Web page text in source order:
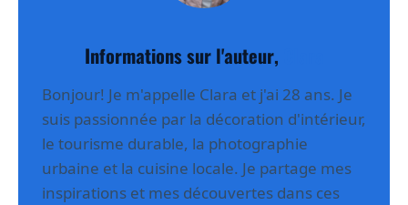
Informations sur l'auteur,
Bonjour! Je m'appelle Clara et j'ai 28 ans. Je
suis passionnée par la décoration d'intérieur,
le tourisme durable, la photographie
urbaine et la cuisine locale. Je partage mes
inspirations et mes découvertes dans ces